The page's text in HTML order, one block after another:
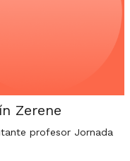
Zerene
profesor Jornada